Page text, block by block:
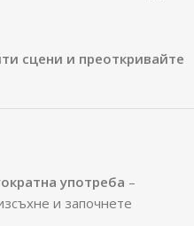
сцени и преоткривайте
употреба –
и започнете